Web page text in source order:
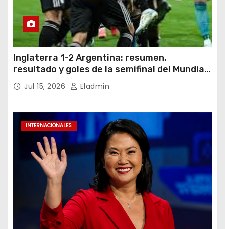
Inglaterra 1-2 Argentina: resumen,
resultado y goles de la semifinal del Mundial
2026Jul 15, 2026 Eladmin
INTERNACIONALES